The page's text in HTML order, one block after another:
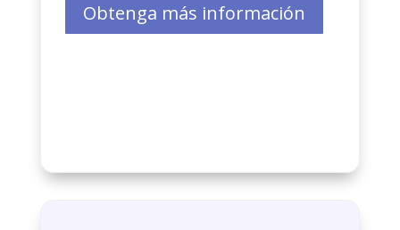
Obtenga más información